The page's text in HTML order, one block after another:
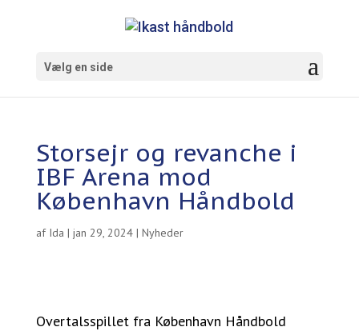
Vælg en side
Storsejr og revanche i
IBF Arena mod
København Håndbold
af Ida | jan 29, 2024| Nyheder
Overtalsspillet fra København Håndbold